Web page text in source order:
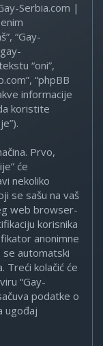
Serbia.com |
“Gay-
“oni”,
“phpBB
informacije
koristite
Prvo,
će
nekoliko
se sašu na vaš
web browser-
korisnika
anonimne
se automatski
Treći kolačić će
“Gay-
podatke o
ugođaj